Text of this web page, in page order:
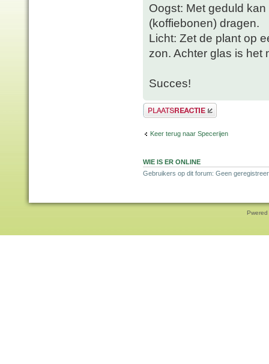
Oogst: Met geduld
(koffiebonen) dragen.
Licht: Zet de plant op
zon. Achter glas is het
Succes!
Plaats een reactie
Keer terug naar Specerijen
WIE IS ER ONLINE
Gebruikers op dit forum: Geen